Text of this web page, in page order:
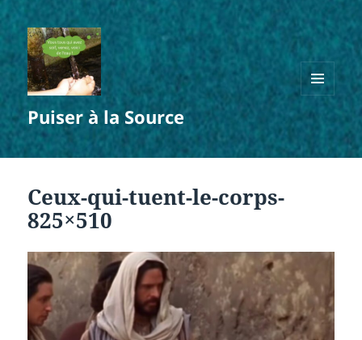
Puiser à la Source
MENU
ET
WIDGETS
Ceux-qui-tuent-le-corps-
825×510